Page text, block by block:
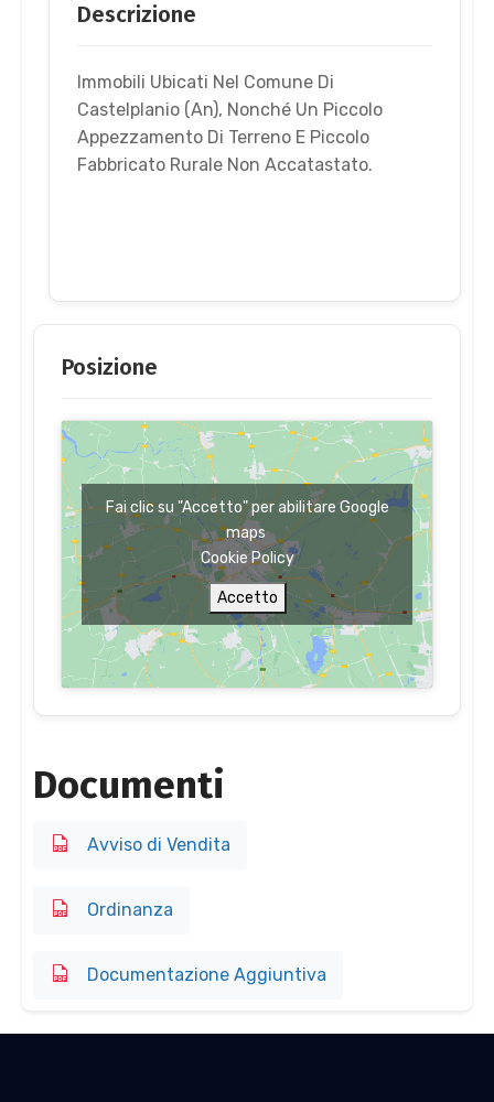
Descrizione
Immobili Ubicati Nel Comune Di
Castelplanio (An), Nonché Un Piccolo
Appezzamento Di Terreno E Piccolo
Fabbricato Rurale Non Accatastato.
Posizione
Fai clic su "Accetto" per abilitare Google
maps
Cookie Policy
Accetto
Documenti
Avviso di Vendita
Ordinanza
Documentazione Aggiuntiva